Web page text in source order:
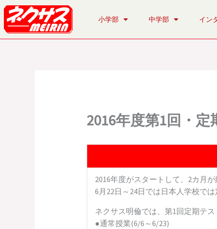
内
容
を
ス
小学部 中学部 イン
2016年度第1回・
2016年度がスタートして、2カ月
6月22日～24日では日本人学校で
ネクサス明倫では、第1回定期テ
●通常授業(6/6～6/23)